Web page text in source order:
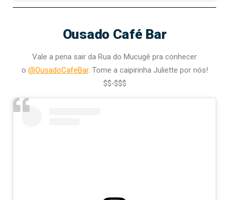
Ousado Café Bar
Vale a pena sair da Rua do Mucugê pra conhecer
o @OusadoCafeBar. Tome a caipirinha Juliette por nós!
$$‑$$$